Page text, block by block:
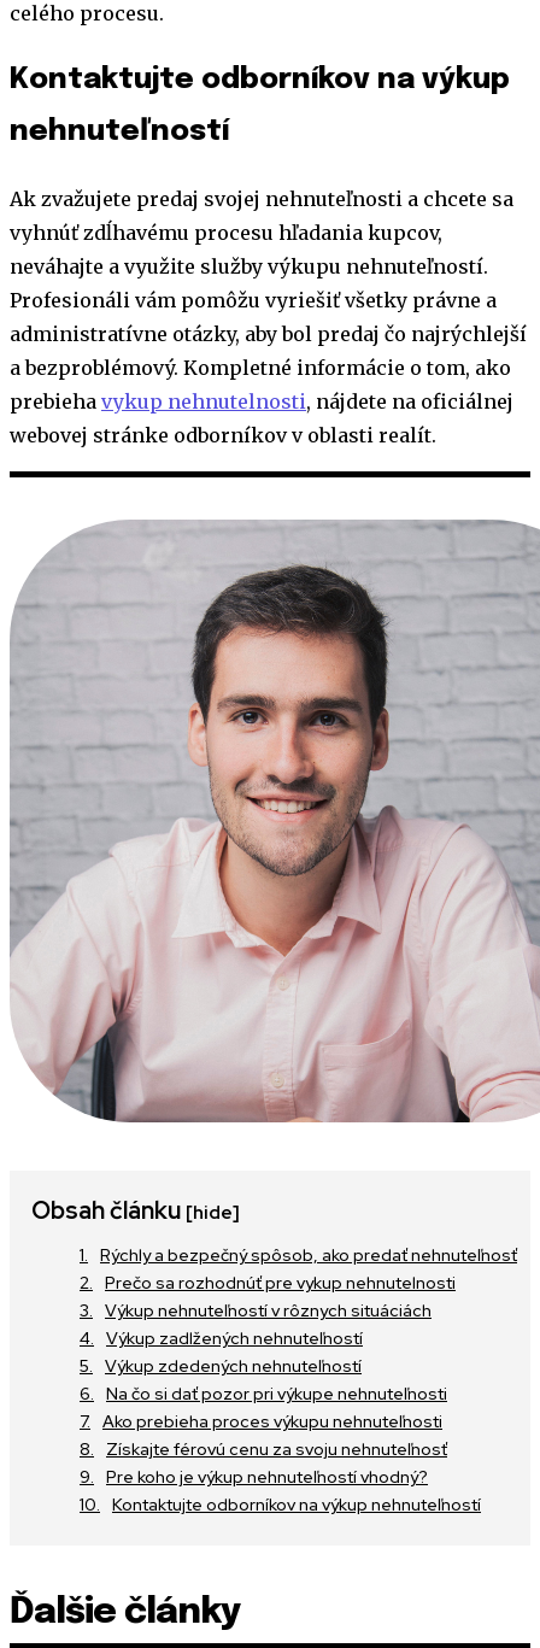
celého procesu.
Kontaktujte odborníkov na výkup
nehnuteľností
Ak zvažujete predaj svojej nehnuteľnosti a chcete sa
vyhnúť zdĺhavému procesu hľadania kupcov,
neváhajte a využite služby výkupu nehnuteľností.
Profesionáli vám pomôžu vyriešiť všetky právne a
administratívne otázky, aby bol predaj čo najrýchlejší
a bezproblémový. Kompletné informácie o tom, ako
prebieha vykup nehnutelnosti, nájdete na oficiálnej
webovej stránke odborníkov v oblasti realít.
Obsah článku [hide]
Rýchly a bezpečný spôsob, ako predať nehnuteľnosť
Prečo sa rozhodnúť pre vykup nehnutelnosti
Výkup nehnuteľností v rôznych situáciách
Výkup zadlžených nehnuteľností
Výkup zdedených nehnuteľností
Na čo si dať pozor pri výkupe nehnuteľnosti
Ako prebieha proces výkupu nehnuteľnosti
Získajte férovú cenu za svoju nehnuteľnosť
Pre koho je výkup nehnuteľností vhodný?
Kontaktujte odborníkov na výkup nehnuteľností
Ďalšie články